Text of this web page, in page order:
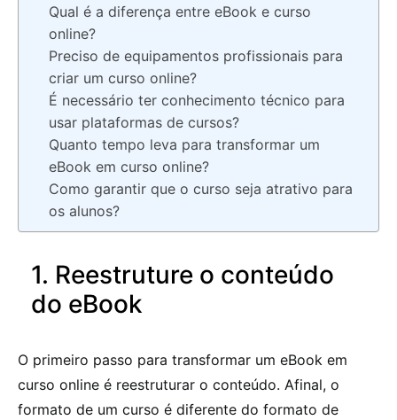
Qual é a diferença entre eBook e curso
online?
Preciso de equipamentos profissionais para
criar um curso online?
É necessário ter conhecimento técnico para
usar plataformas de cursos?
Quanto tempo leva para transformar um
eBook em curso online?
Como garantir que o curso seja atrativo para
os alunos?
1. Reestruture o conteúdo
do eBook
O primeiro passo para transformar um eBook em
curso online é reestruturar o conteúdo. Afinal, o
formato de um curso é diferente do formato de